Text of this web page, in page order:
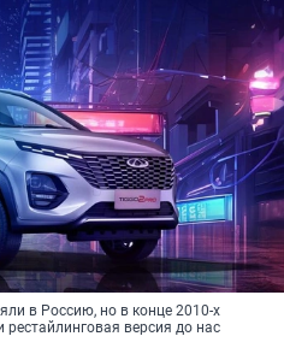
в Россию, но в конце 2010-х
версия до нас